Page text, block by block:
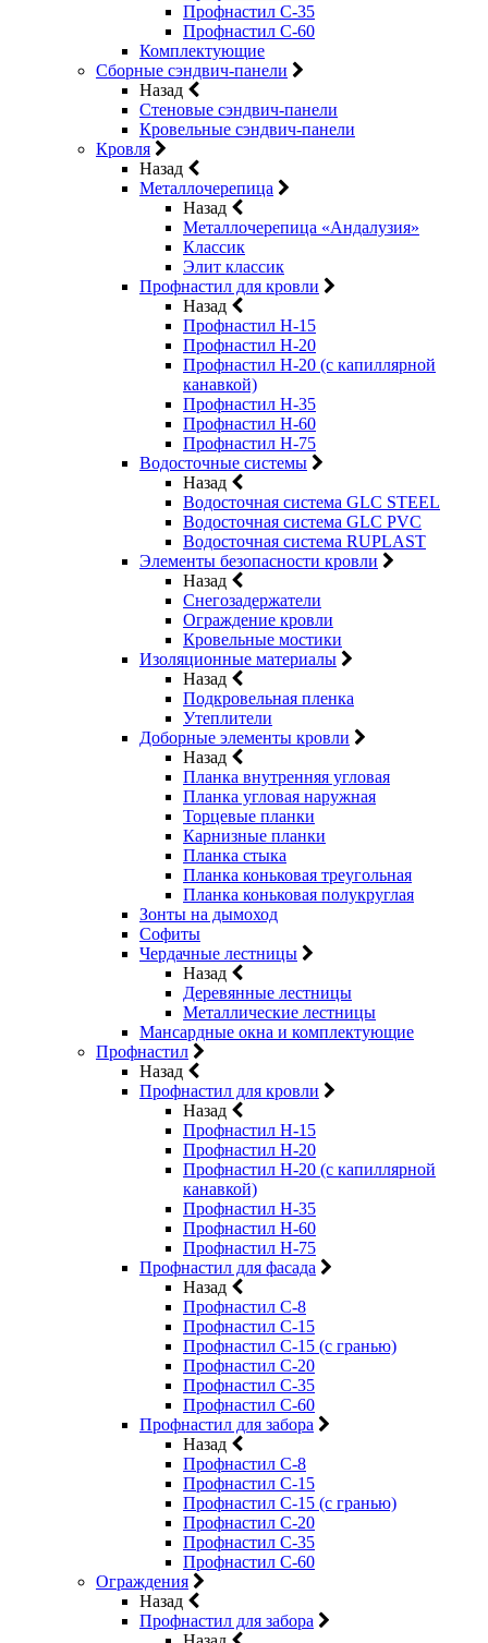
Профнастил С-35
Профнастил С-60
Комплектующие
Сборные сэндвич-панели
Назад
Стеновые сэндвич-панели
Кровельные сэндвич-панели
Кровля
Назад
Металлочерепица
Назад
Металлочерепица «Андалузия»
Классик
Элит классик
Профнастил для кровли
Назад
Профнастил Н-15
Профнастил Н-20
Профнастил Н-20 (с капиллярной
канавкой)
Профнастил Н-35
Профнастил Н-60
Профнастил Н-75
Водосточные системы
Назад
Водосточная система GLC STEEL
Водосточная система GLC PVC
Водосточная система RUPLAST
Элементы безопасности кровли
Назад
Снегозадержатели
Ограждение кровли
Кровельные мостики
Изоляционные материалы
Назад
Подкровельная пленка
Утеплители
Доборные элементы кровли
Назад
Планка внутренняя угловая
Планка угловая наружная
Торцевые планки
Карнизные планки
Планка стыка
Планка коньковая треугольная
Планка коньковая полукруглая
Зонты на дымоход
Софиты
Чердачные лестницы
Назад
Деревянные лестницы
Металлические лестницы
Мансардные окна и комплектующие
Профнастил
Назад
Профнастил для кровли
Назад
Профнастил Н-15
Профнастил Н-20
Профнастил Н-20 (с капиллярной
канавкой)
Профнастил Н-35
Профнастил Н-60
Профнастил Н-75
Профнастил для фасада
Назад
Профнастил С-8
Профнастил С-15
Профнастил С-15 (с гранью)
Профнастил С-20
Профнастил С-35
Профнастил С-60
Профнастил для забора
Назад
Профнастил С-8
Профнастил С-15
Профнастил С-15 (с гранью)
Профнастил С-20
Профнастил С-35
Профнастил С-60
Ограждения
Назад
Профнастил для забора